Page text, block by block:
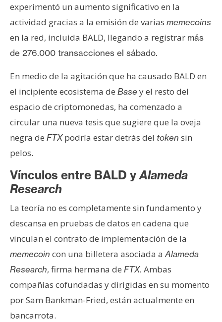
experimentó un aumento significativo en la
actividad gracias a la emisión de varias memecoins
en la red, incluida BALD, llegando a registrar más
de 276.000 transacciones el sábado.
En medio de la agitación que ha causado BALD en
el incipiente ecosistema de Base y el resto del
espacio de criptomonedas, ha comenzado a
circular una nueva tesis que sugiere que la oveja
negra de FTXpodría estar detrás del token sin
pelos.
Vínculos entre BALD yAlameda
Research
La teoría no es completamente sin fundamento y
descansa en pruebas de datos en cadena que
vinculan el contrato de implementación de la
memecoin con una billetera asociada aAlameda
Research, firma hermana de FTX. Ambas
compañías cofundadas y dirigidas en su momento
por Sam Bankman-Fried, están actualmente en
bancarrota.